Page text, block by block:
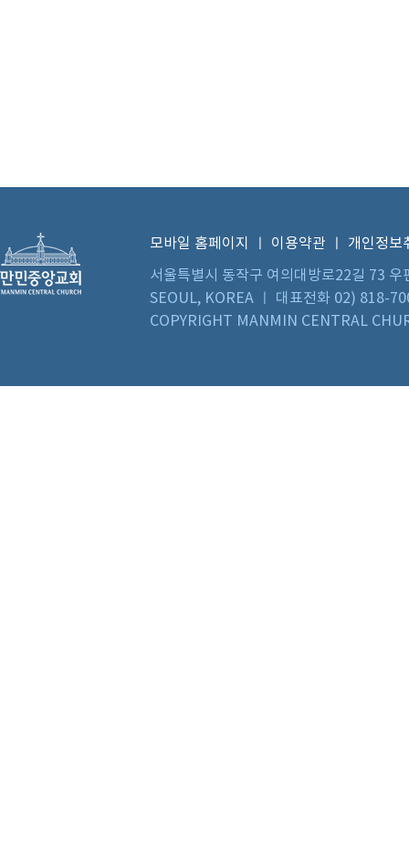
모바일 홈페이지 이용약관
개인정보
서울특별시 동작구 여의대방로22길 73
SEOUL, KOREA ㅣ 대표전화 02) 818-
COPYRIGHT MANMIN CENTRAL